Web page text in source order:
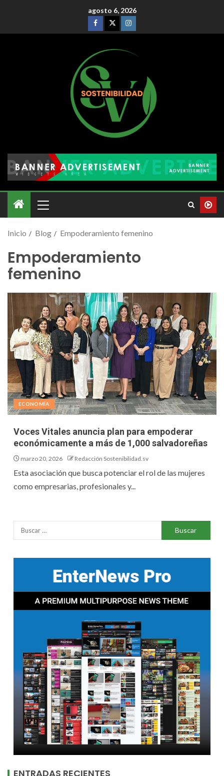
agosto 6, 2026
Inicio Blog Empoderamiento femenino
Empoderamiento
femenino
ECONOMÍA
Voces Vitales anuncia plan para empoderar
económicamente a más de 1,000 salvadoreñas
marzo 20, 2026 Redacción Sostenibilidad.sv
Esta asociación que busca potenciar el rol de las mujeres
como empresarias, profesionales y...
ENTRADAS RECIENTES